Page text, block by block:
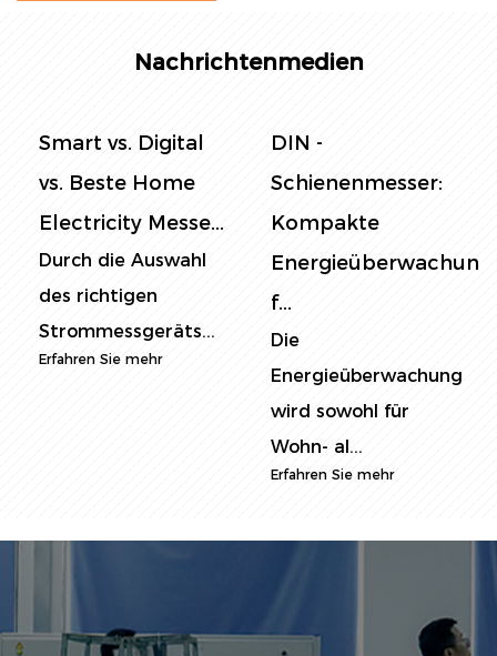
Nachrichtenmedien
Smart vs. Digital
vs. Beste Home
Electricity Messe...
Durch die Auswahl
des richtigen
Strommessgeräts...
Erfahren Sie mehr
DIN -
Schienenmesser:
Kompakte
Energieüberwachung
f...
Die
Energieüberwachung
wird sowohl für
Wohn- al...
Erfahren Sie mehr